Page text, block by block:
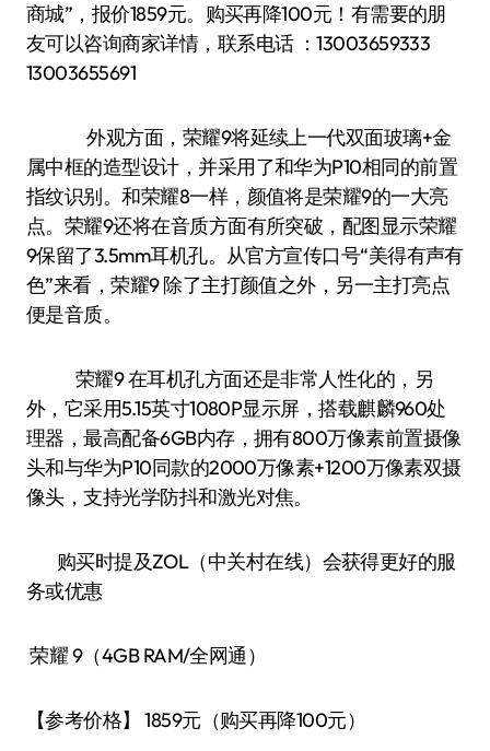
商城”，报价1859元。购买再降100元！有需要的朋
友可以咨询商家详情，联系电话 ：13003659333
13003655691
外观方面，荣耀9将延续上一代双面玻璃+金
属中框的造型设计，并采用了和华为P10相同的前置
指纹识别。和荣耀8一样，颜值将是荣耀9的一大亮
点。荣耀9还将在音质方面有所突破，配图显示荣耀
9保留了3.5mm耳机孔。从官方宣传口号“美得有声有
色”来看，荣耀9 除了主打颜值之外，另一主打亮点
便是音质。
荣耀9 在耳机孔方面还是非常人性化的，另
外，它采用5.15英寸1080P显示屏，搭载麒麟960处
理器，最高配备6GB内存，拥有800万像素前置摄像
头和与华为P10同款的2000万像素+1200万像素双摄
像头，支持光学防抖和激光对焦。
购买时提及ZOL（中关村在线）会获得更好的服
务或优惠
荣耀 9（4GB RAM/全网通）
【参考价格】 1859元（购买再降100元）